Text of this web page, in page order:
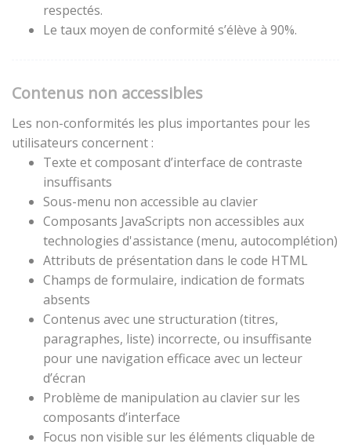
respectés.
Le taux moyen de conformité s’élève à 90%.
Contenus non accessibles
Les non-conformités les plus importantes pour les
utilisateurs concernent :
Texte et composant d’interface de contraste
insuffisants
Sous-menu non accessible au clavier
Composants JavaScripts non accessibles aux
technologies d'assistance (menu, autocomplétion)
Attributs de présentation dans le code HTML
Champs de formulaire, indication de formats
absents
Contenus avec une structuration (titres,
paragraphes, liste) incorrecte, ou insuffisante
pour une navigation efficace avec un lecteur
d’écran
Problème de manipulation au clavier sur les
composants d’interface
Focus non visible sur les éléments cliquable de